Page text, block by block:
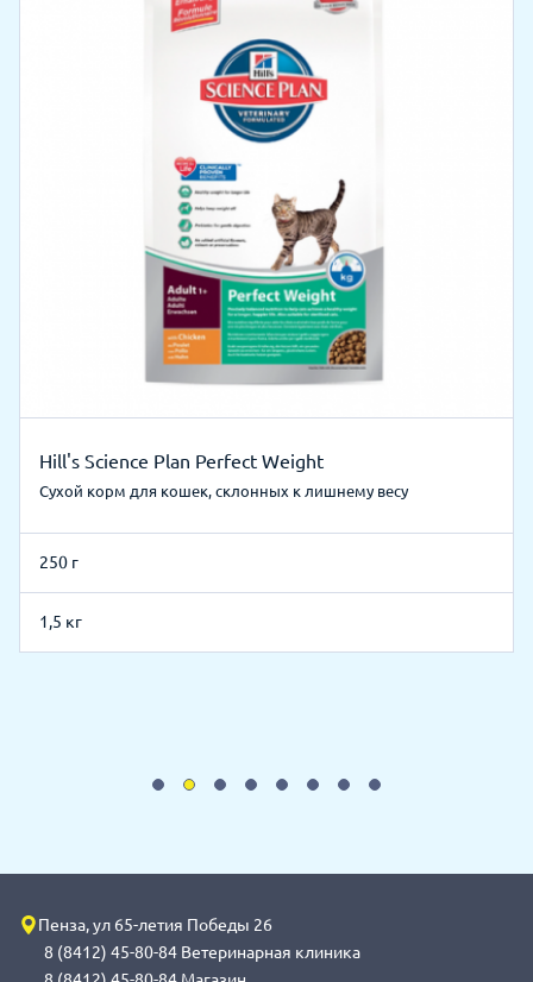
Hill's Science Plan Perfect Weight
Сухой корм для кошек, склонных к лишнему весу
250 г
1,5 кг
Пенза, ул 65-летия Победы 26
8 (8412) 45-80-84 Ветеринарная клиника